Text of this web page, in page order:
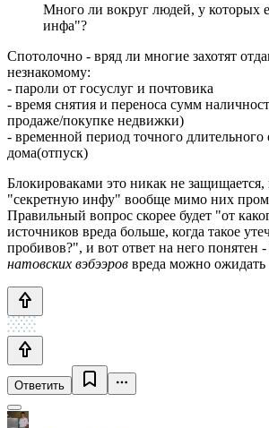
Много ли вокруг людей, у которых
инфа"?
Спотолочно - вряд ли многие захотят
незнакомому:
- пароли от госуслуг и почтовика
- время снятия и переноса сумм
продаже/покупке недвижки)
- временной период точного длительного
дома(отпуск)
Блокироваками это никак не
"секретную инфу" вообще мимо них
Правильный вопрос скорее будет "от
источников вреда больше, когда такое
пробивов?", и вот ответ на него понятен -
натовских вэбээров вреда можно
Ответить